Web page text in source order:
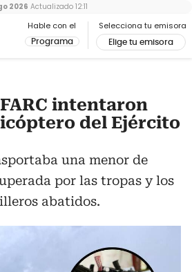
Hable con el
Programa
Selecciona tu emisora
Elige tu emisora
2026 Actualizado 12:11
intentaron
del Ejército
una menor de
por las tropas y los
abatidos.